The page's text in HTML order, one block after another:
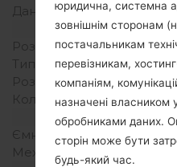
Дані
Розмір екрану
Тип екрану
Розширення екрану
Кольори екрану
Акамулятор
Ємність акумулятора
Механічна клавіатура
юридична, системна
зовнішнім сторонам
постачальникам
перевізникам,
компаніям,
назначені власником
обробниками даних.
сторін може бути
будь-який час.